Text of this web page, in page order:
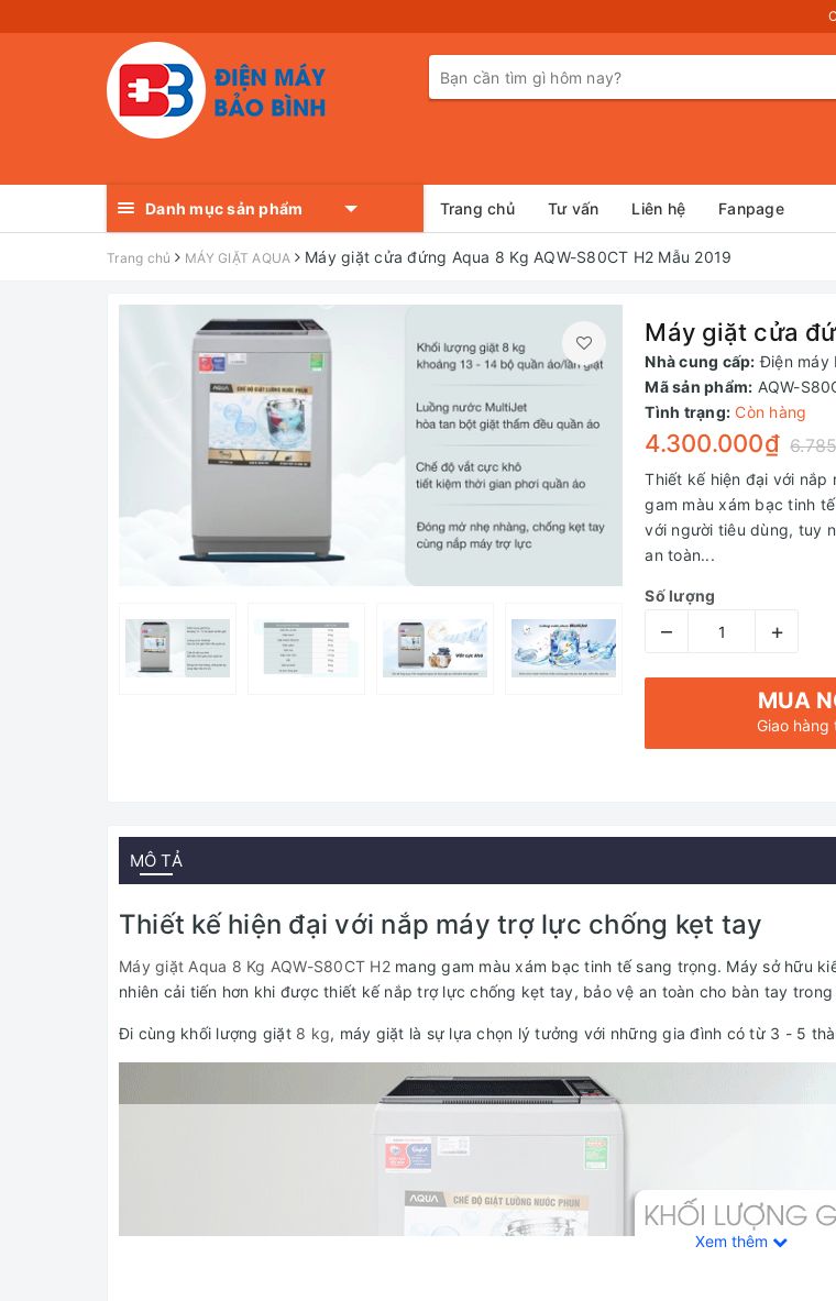
Danh mục sản phẩm Trang chủ Tư vấn Liên hệ Fanpage
Trang chủ MÁY GIẶT AQUA Máy giặt cửa đứng Aqua 8 Kg AQW-S80CT H2 Mẫu 2019
Máy giặt cửa
Nhà cung cấp: Điện máy
Mã sản phẩm: AQW-
Tình trạng: Còn hàng
4.300.000₫
Thiết kế hiện đại với nắp
gam màu xám bạc tinh
với người tiêu dùng, tuy
an toàn...
Số lượng
– +
MUA
Giao hàng
MÔ TẢ
Thiết kế hiện đại với nắp máy trợ lực chống kẹt tay
Máy giặt Aqua 8 Kg AQW-S80CT H2mang gam màu xám bạc tinh tế sang trọng. Máy sở hữu
nhiên cải tiến hơn khi được thiết kế nắp trợ lực chống kẹt tay, bảo vệ an toàn cho bàn tay
Đi cùng khối lượng giặt 8 kg, máy giặt là sự lựa chọn lý tưởng với những gia đình có từ 3 - 5
Xem thêm